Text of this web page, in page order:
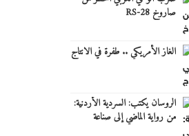
صاروخ RS-28
الغاز الأمريكي .. طفرة في الانتاج
الروسان يكتب: السردية الأردنية:
من رواية الماضي إلى صناعة